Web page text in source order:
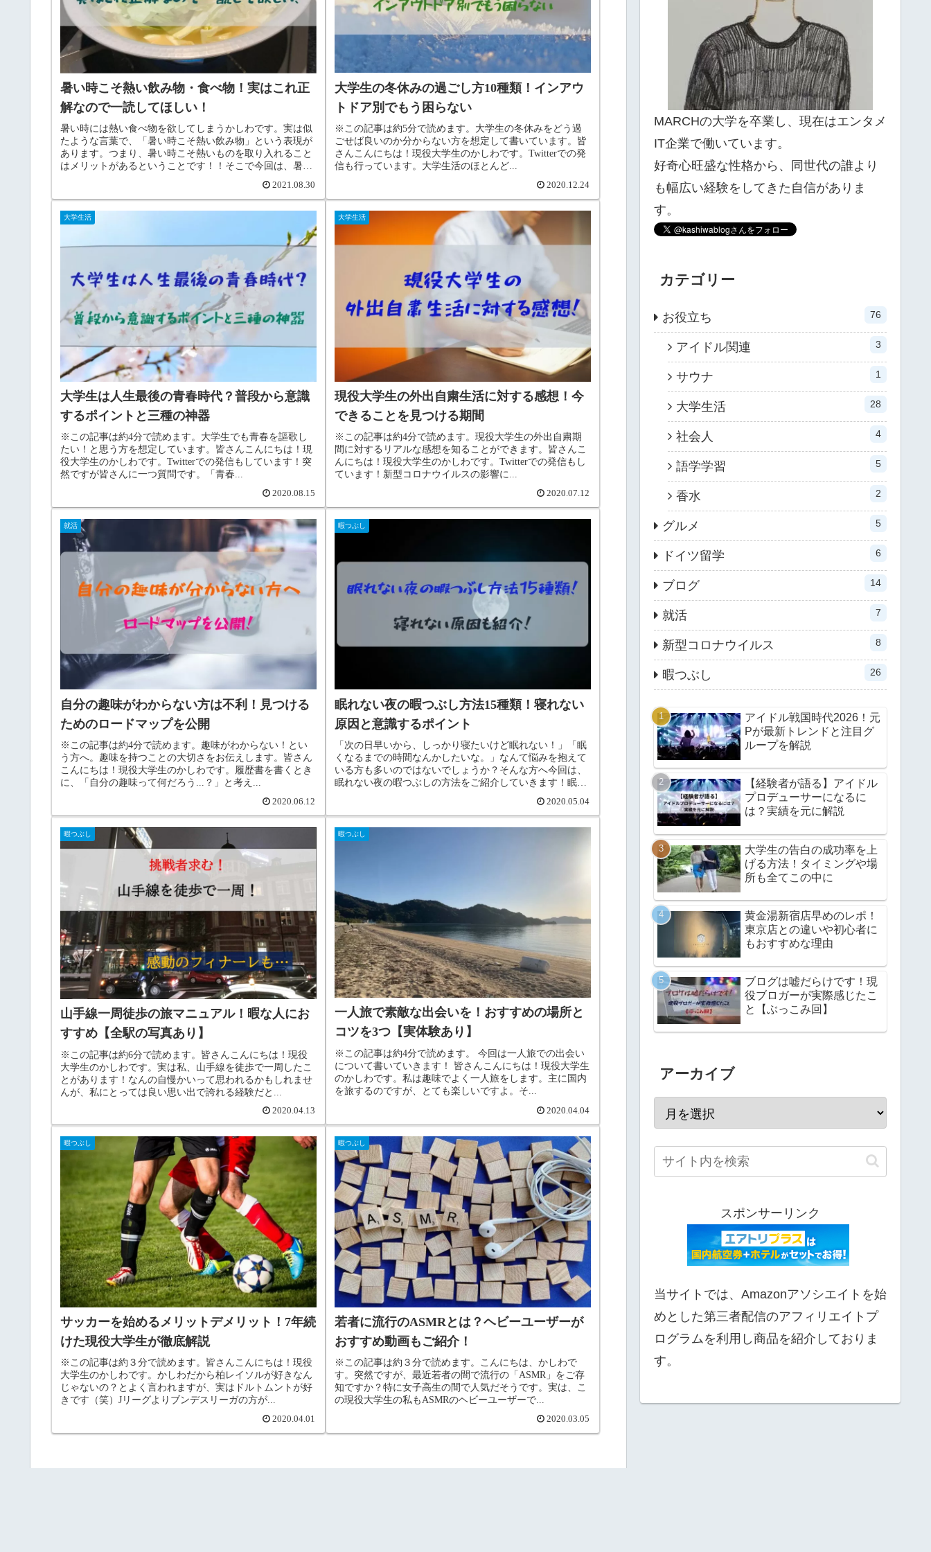
暑い時こそ熱い飲み物・食べ物！実はこれ正
解なので一読してほしい！
暑い時には熱い食べ物を欲してしまうかしわです。実は似
たような言葉で、「暑い時こそ熱い飲み物」という表現が
あります。つまり、暑い時こそ熱いものを取り入れること
はメリットがあるということです！！そこで今回は、暑い
時に熱い食べ物を食べるメリットについて詳しくご紹介し
2021.08.30
大学生の冬休みの過ごし方10種類！インアウ
トドア別でもう困らない
※この記事は約5分で読めます。大学生の冬休みをどう過
ごせば良いのか分からない方を想定して書いています。皆
さんこんにちは！現役大学生のかしわです。Twitterでの発
信も行っています。大学生活のほとんど...
2020.12.24
大学生活
大学生は人生最後の青春時代？普段から意識
するポイントと三種の神器
※この記事は約4分で読めます。大学生でも青春を謳歌し
たい！と思う方を想定しています。皆さんこんにちは！現
役大学生のかしわです。Twitterでの発信もしています！突
然ですが皆さんに一つ質問です。「青春...
2020.08.15
大学生活
現役大学生の外出自粛生活に対する感想！今
できることを見つける期間
※この記事は約4分で読めます。現役大学生の外出自粛期
間に対するリアルな感想を知ることができます。皆さんこ
んにちは！現役大学生のかしわです。Twitterでの発信もし
ています！新型コロナウイルスの影響に...
2020.07.12
就活
自分の趣味がわからない方は不利！見つける
ためのロードマップを公開
※この記事は約4分で読めます。趣味がわからない！とい
う方へ。趣味を持つことの大切さをお伝えします。皆さん
こんにちは！現役大学生のかしわです。履歴書を書くとき
に、「自分の趣味って何だろう...？」と考え...
2020.06.12
暇つぶし
眠れない夜の暇つぶし方法15種類！寝れない
原因と意識するポイント
「次の日早いから、しっかり寝たいけど眠れない！」「眠
くなるまでの時間なんかしたいな。」なんて悩みを抱えて
いる方も多いのではないでしょうか？そんな方へ今回は、
眠れない夜の暇つぶしの方法をご紹介していきます！眠れ
2020.05.04
暇つぶし
山手線一周徒歩の旅マニュアル！暇な人にお
すすめ【全駅の写真あり】
※この記事は約6分で読めます。皆さんこんにちは！現役
大学生のかしわです。実は私、山手線を徒歩で一周したこ
とがあります！なんの自慢かいって思われるかもしれませ
んが、私にとっては良い思い出で誇れる経験だと...
2020.04.13
暇つぶし
一人旅で素敵な出会いを！おすすめの場所と
コツを3つ【実体験あり】
※この記事は約4分で読めます。 今回は一人旅での出会い
について書いていきます！ 皆さんこんにちは！現役大学生
のかしわです。私は趣味でよく一人旅をします。主に国内
を旅するのですが、とても楽しいですよ。そ...
2020.04.04
暇つぶし
サッカーを始めるメリットデメリット！7年続
けた現役大学生が徹底解説
※この記事は約３分で読めます。皆さんこんにちは！現役
大学生のかしわです。かしわだから柏レイソルが好きなん
じゃないの？とよく言われますが、実はドルトムントが好
きです（笑）Jリーグよりブンデスリーガの方が...
2020.04.01
暇つぶし
若者に流行のASMRとは？ヘビーユーザーが
おすすめ動画もご紹介！
※この記事は約３分で読めます。こんにちは、かしわで
す。突然ですが、最近若者の間で流行の「ASMR」をご存
知ですか？特に女子高生の間で人気だそうです。実は、こ
の現役大学生の私もASMRのヘビーユーザーで...
2020.03.05
MARCHの大学を卒業し、現在はエンタメ
IT企業で働いています。
好奇心旺盛な性格から、同世代の誰より
も幅広い経験をしてきた自信がありま
す。
カテゴリー
お役立ち 76
アイドル関連 3
サウナ 1
大学生活 28
社会人 4
語学学習 5
香水 2
グルメ 5
ドイツ留学 6
ブログ 14
就活 7
新型コロナウイルス 8
暇つぶし 26
アイドル戦国時代2026！元
Pが最新トレンドと注目グ
ループを解説
【経験者が語る】アイドル
プロデューサーになるに
は？実績を元に解説
大学生の告白の成功率を上
げる方法！タイミングや場
所も全てこの中に
黄金湯新宿店早めのレポ！
東京店との違いや初心者に
もおすすめな理由
ブログは嘘だらけです！現
役ブロガーが実際感じたこ
と【ぶっこみ回】
アーカイブ
スポンサーリンク
当サイトでは、Amazonアソシエイトを始
めとした第三者配信のアフィリエイトプ
ログラムを利用し商品を紹介しておりま
す。